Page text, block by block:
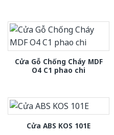
Cửa Gỗ Chống Cháy MDF
O4 C1 phao chi
Cửa ABS KOS 101E